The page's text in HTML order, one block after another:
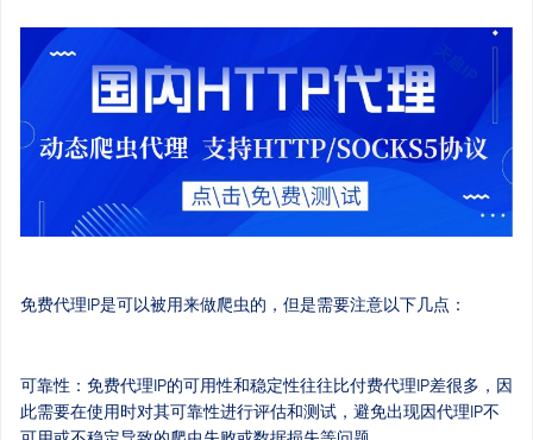
免费代理IP是可以被用来做爬虫的，但是需要注意以下几点：
可靠性：免费代理IP的可用性和稳定性往往比付费代理IP差很多，因
此需要在使用时对其可靠性进行评估和测试，避免出现因代理IP不